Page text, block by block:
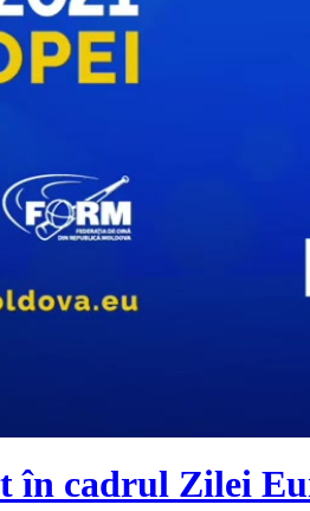
în cadrul Zilei